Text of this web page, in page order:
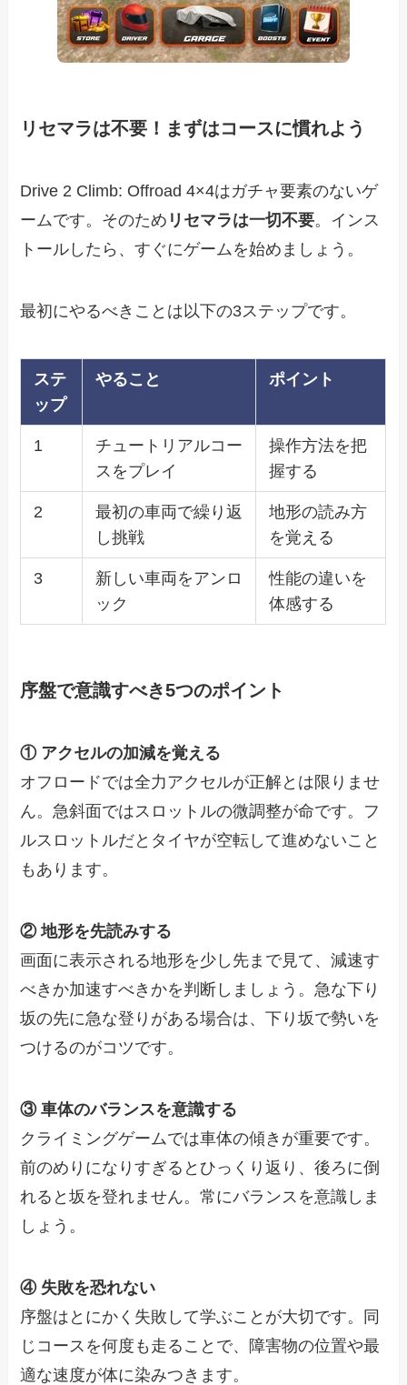
リセマラは不要！まずはコースに慣れよう
Drive 2 Climb: Offroad 4×4はガチャ要素のないゲ
ームです。そのため リセマラは一切不要。インス
トールしたら、すぐにゲームを始めましょう。
最初にやるべきことは以下の3ステップです。
ステ
ップ
やること ポイント
1
チュートリアルコー
スをプレイ
操作方法を把
握する
2
最初の車両で繰り返
し挑戦
地形の読み方
を覚える
3
新しい車両をアンロ
ック
性能の違いを
体感する
序盤で意識すべき5つのポイント
① アクセルの加減を覚える
オフロードでは全力アクセルが正解とは限りませ
ん。急斜面ではスロットルの微調整が命です。フ
ルスロットルだとタイヤが空転して進めないこと
もあります。
② 地形を先読みする
画面に表示される地形を少し先まで見て、減速す
べきか加速すべきかを判断しましょう。急な下り
坂の先に急な登りがある場合は、下り坂で勢いを
つけるのがコツです。
③ 車体のバランスを意識する
クライミングゲームでは車体の傾きが重要です。
前のめりになりすぎるとひっくり返り、後ろに倒
れると坂を登れません。常にバランスを意識しま
しょう。
④ 失敗を恐れない
序盤はとにかく失敗して学ぶことが大切です。同
じコースを何度も走ることで、障害物の位置や最
適な速度が体に染みつきます。